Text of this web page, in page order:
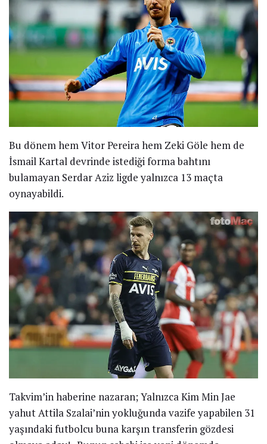
Bu dönem hem Vitor Pereira hem Zeki Göle hem de
İsmail Kartal devrinde istediği forma bahtını
bulamayan Serdar Aziz ligde yalnızca 13 maçta
oynayabildi.
Takvim’in haberine nazaran; Yalnızca Kim Min Jae
yahut Attila Szalai’nin yokluğunda vazife yapabilen 31
yaşındaki futbolcu buna karşın transferin gözdesi